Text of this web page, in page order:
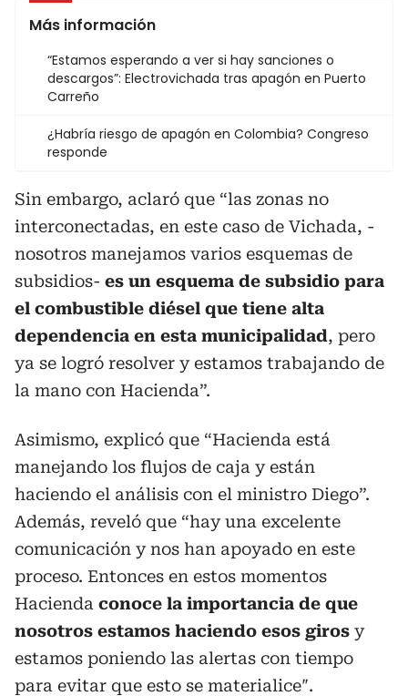
Más información
“Estamos esperando a ver si hay sanciones o
descargos”: Electrovichada tras apagón en Puerto
Carreño
¿Habría riesgo de apagón en Colombia? Congreso
responde
Sin embargo, aclaró que “las zonas no
interconectadas, en este caso de Vichada, -
nosotros manejamos varios esquemas de
subsidios- es un esquema de subsidio para
el combustible diésel que tiene alta
dependencia en esta municipalidad, pero
ya se logró resolver y estamos trabajando de
la mano con Hacienda”.
Asimismo, explicó que “Hacienda está
manejando los flujos de caja y están
haciendo el análisis con el ministro Diego”.
Además, reveló que “hay una excelente
comunicación y nos han apoyado en este
proceso. Entonces en estos momentos
Hacienda conoce la importancia de que
nosotros estamos haciendo esos giros y
estamos poniendo las alertas con tiempo
para evitar que esto se materialice″.